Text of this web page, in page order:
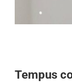
Tempus